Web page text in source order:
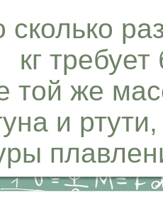
требует
той же
и